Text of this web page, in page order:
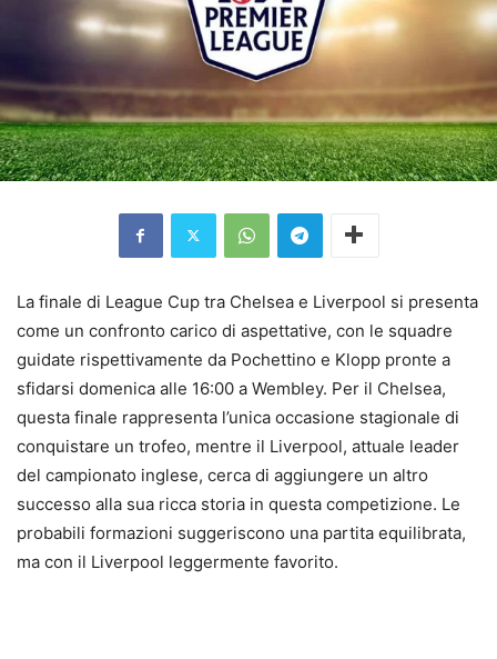
La finale di League Cup tra Chelsea e Liverpool si presenta
come un confronto carico di aspettative, con le squadre
guidate rispettivamente da Pochettino e Klopp pronte a
sfidarsi domenica alle 16:00 a Wembley. Per il Chelsea,
questa finale rappresenta l’unica occasione stagionale di
conquistare un trofeo, mentre il Liverpool, attuale leader
del campionato inglese, cerca di aggiungere un altro
successo alla sua ricca storia in questa competizione. Le
probabili formazioni suggeriscono una partita equilibrata,
ma con il Liverpool leggermente favorito.